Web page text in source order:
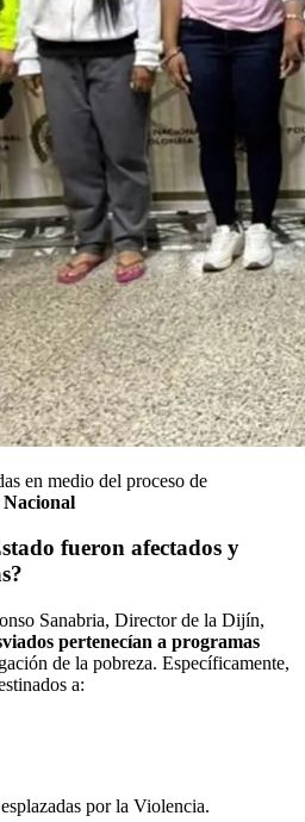
en medio del proceso de
fueron afectados y
Sanabria, Director de la Dijín,
pertenecían a programas
de la pobreza. Específicamente,
a:
por la Violencia.